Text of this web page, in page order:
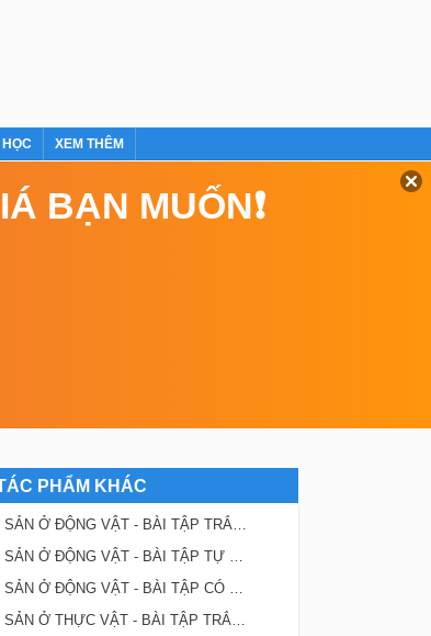
XEM THÊM
BẠN MUỐN❗
PHẨM KHÁC
SINH SẢN Ở ĐỘNG VẬT - BÀI TẬP TRẮC NGHIỆM TRANG 103
SINH SẢN Ở ĐỘNG VẬT - BÀI TẬP TỰ GIẢI TRANG 101
SINH SẢN Ở ĐỘNG VẬT - BÀI TẬP CÓ LỜI GIẢI TRANG 94
SINH SẢN Ở THỰC VẬT - BÀI TẬP TRẮC NGHIỆM TRANG 93